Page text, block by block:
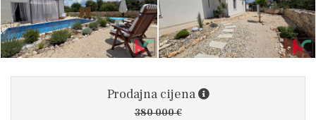
Prodajna cijena
380 000 €